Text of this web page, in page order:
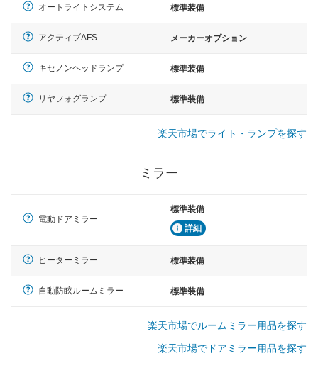
オートライトシステム 標準装備
アクティブAFS メーカーオプション
キセノンヘッドランプ 標準装備
リヤフォグランプ 標準装備
楽天市場でライト・ランプを探す
ミラー
電動ドアミラー
標準装備
詳細
ヒーターミラー 標準装備
自動防眩ルームミラー 標準装備
楽天市場でルームミラー用品を探す
楽天市場でドアミラー用品を探す